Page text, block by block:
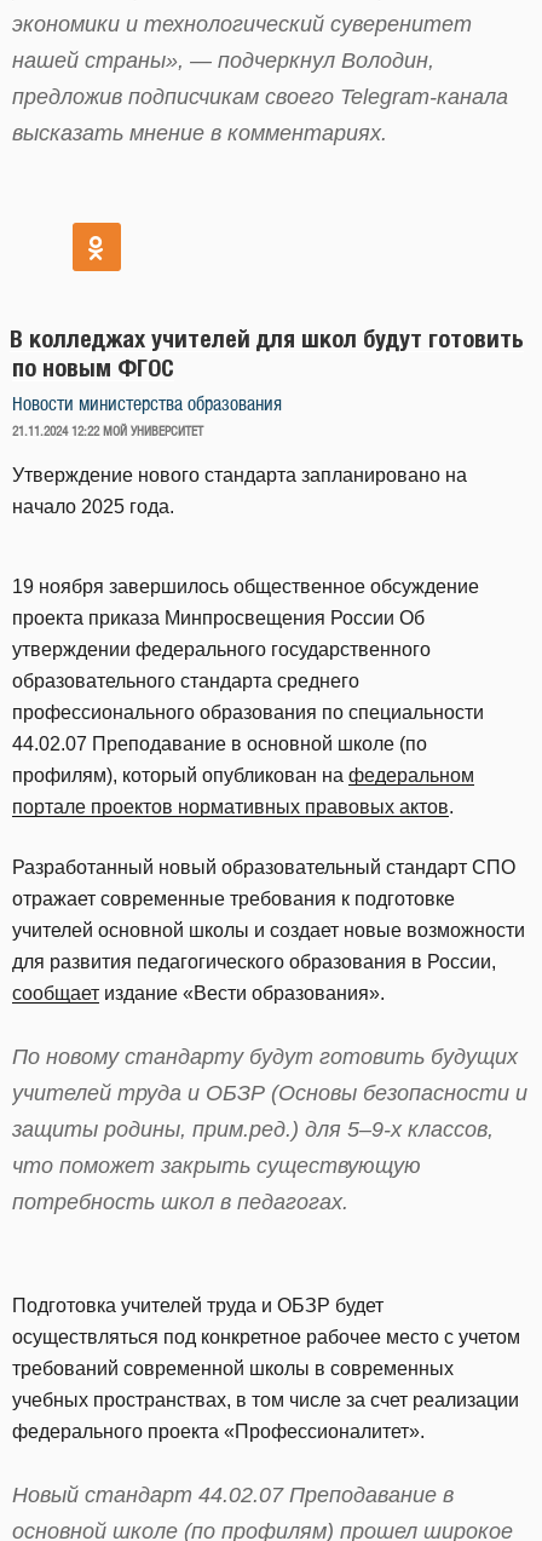
экономики и технологический суверенитет
нашей страны», — подчеркнул Володин,
предложив подписчикам своего Telegram-канала
высказать мнение в комментариях.
В колледжах учителей для школ будут готовить
по новым ФГОС
Новости министерства образования
ОПУБЛИКОВАНО
21.11.2024 12:22 МОЙ УНИВЕРСИТЕТ
Утверждение нового стандарта запланировано на
начало 2025 года.
19 ноября завершилось общественное обсуждение
проекта приказа Минпросвещения России Об
утверждении федерального государственного
образовательного стандарта среднего
профессионального образования по специальности
44.02.07 Преподавание в основной школе (по
профилям), который опубликован на федеральном
портале проектов нормативных правовых актов.
Разработанный новый образовательный стандарт СПО
отражает современные требования к подготовке
учителей основной школы и создает новые возможности
для развития педагогического образования в России,
сообщает издание «Вести образования».
По новому стандарту будут готовить будущих
учителей труда и ОБЗР (Основы безопасности и
защиты родины, прим.ред.) для 5–9-х классов,
что поможет закрыть существующую
потребность школ в педагогах.
Подготовка учителей труда и ОБЗР будет
осуществляться под конкретное рабочее место с учетом
требований современной школы в современных
учебных пространствах, в том числе за счет реализации
федерального проекта «Профессионалитет».
Новый стандарт 44.02.07 Преподавание в
основной школе (по профилям) прошел широкое